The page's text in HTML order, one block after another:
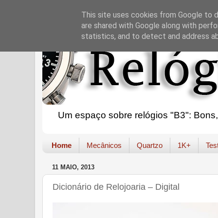
Um espaço sobre relógios "B3":
Home Mecânicos Quartzo 1K+
11 MAIO, 2013
Dicionário de Relojoaria – Digital
This site uses cookies from Google to
are shared with Google along with
statistics, and to detect and address